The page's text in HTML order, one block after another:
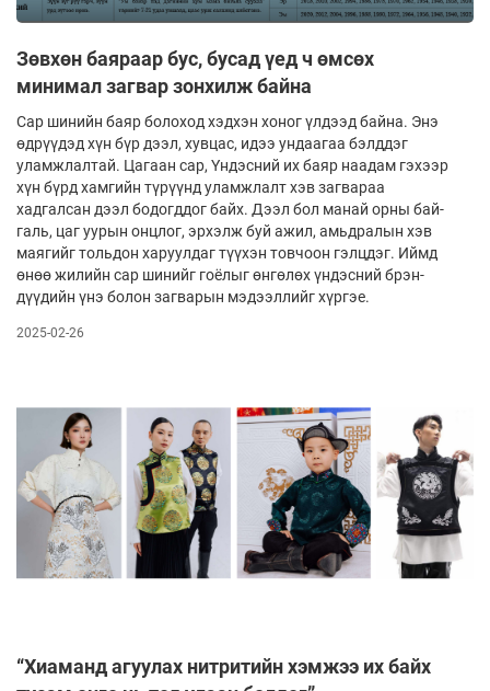
Зөвхөн баяраар бус, бусад үед ч өмсөх
минимал загвар зонхилж байна
Сар шинийн баяр болоход хэдхэн хо­ног үлдээд байна. Энэ
өдрүүдэд хүн бүр дээл, хувцас, идээ ундаагаа бэлд­дэг
уламжлалтай. Цагаан сар, Үндэсний их баяр наадам гэхээр
хүн бүрд хамгийн тү­рүүнд уламжлалт хэв загвараа
хадгалсан дээл бодогддог байх. Дээл бол манай орны бай­
галь, цаг уурын онцлог, эрхэлж буй ажил, амьд­ралын хэв
маягийг тольдон ха­руул­даг түүхэн товчоон гэлцдэг. Иймд
өнөө жи­лийн сар шинийг гоёлыг өнгөлөх үндэсний брэн­
дүүдийн үнэ болон загварын мэ­дээл­лийг хүргэе.
2025-02-26
“Хиаманд агуулах нитритийн хэмжээ их байх